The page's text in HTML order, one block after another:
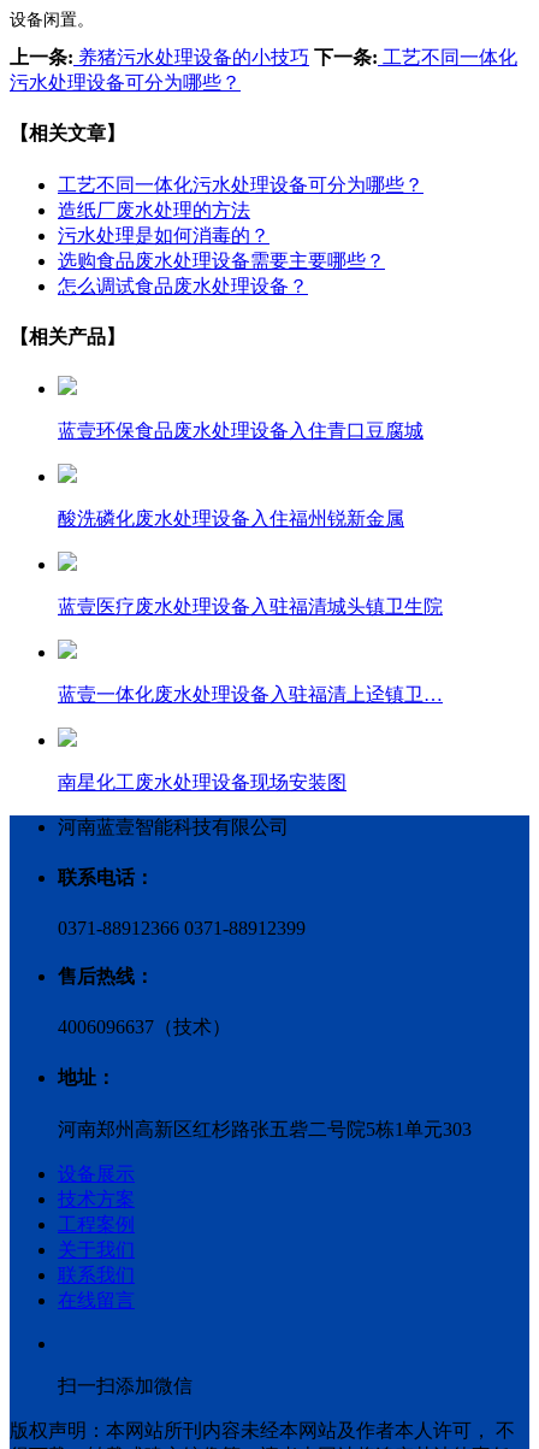
设备闲置。
上一条: 养猪污水处理设备的小技巧 下一条: 工艺不同一体化
污水处理设备可分为哪些？
【相关文章】
工艺不同一体化污水处理设备可分为哪些？
造纸厂废水处理的方法
污水处理是如何消毒的？
选购食品废水处理设备需要主要哪些？
怎么调试食品废水处理设备？
【相关产品】
蓝壹环保食品废水处理设备入住青口豆腐城
酸洗磷化废水处理设备入住福州锐新金属
蓝壹医疗废水处理设备入驻福清城头镇卫生院
蓝壹一体化废水处理设备入驻福清上迳镇卫…
南星化工废水处理设备现场安装图
河南蓝壹智能科技有限公司
联系电话：
0371-88912366 0371-88912399
售后热线：
4006096637（技术）
地址：
河南郑州高新区红杉路张五砦二号院5栋1单元303
设备展示
技术方案
工程案例
关于我们
联系我们
在线留言
扫一扫添加微信
版权声明：本网站所刊内容未经本网站及作者本人许可， 不